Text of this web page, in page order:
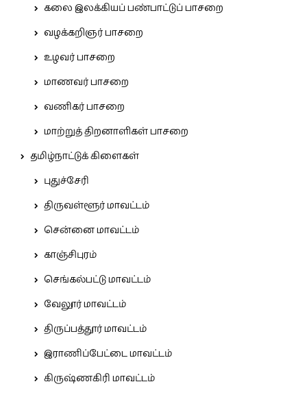
கலை இலக்கியப் பண்பாட்டுப் பாசறை
வழக்கறிஞர் பாசறை
உழவர் பாசறை
மாணவர் பாசறை
வணிகர் பாசறை
மாற்றுத் திறனாளிகள் பாசறை
தமிழ்நாட்டுக் கிளைகள்
புதுச்சேரி
திருவள்ளூர் மாவட்டம்
சென்னை மாவட்டம்
காஞ்சிபுரம்
செங்கல்பட்டு மாவட்டம்
வேலூர் மாவட்டம்
திருப்பத்தூர் மாவட்டம்
இராணிப்பேட்டை மாவட்டம்
கிருஷ்ணகிரி மாவட்டம்